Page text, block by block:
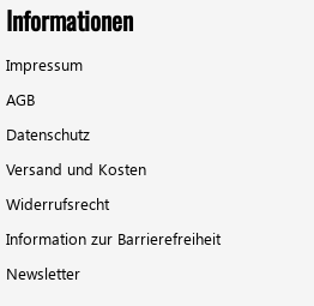
Informationen
Impressum
AGB
Datenschutz
Versand und Kosten
Widerrufsrecht
Information zur Barrierefreiheit
Newsletter